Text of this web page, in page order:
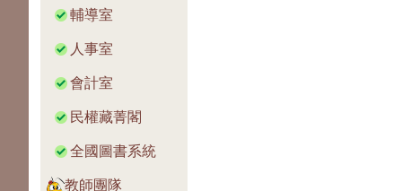
輔導室
人事室
會計室
民權藏菁閣
全國圖書系統
教師團隊